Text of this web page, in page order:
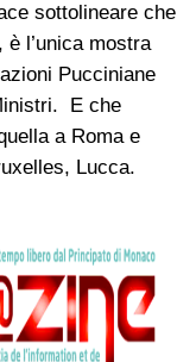
sottolineare che
l’unica mostra
Pucciniane
E che
a Roma e
Lucca.